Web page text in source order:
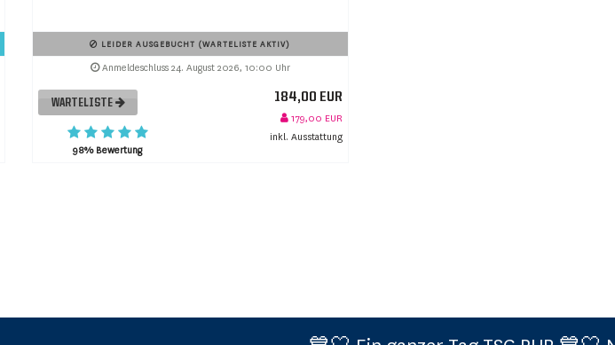
LEIDER AUSGEBUCHT (WARTELISTE AKTIV)
Anmeldeschluss 24. August 2026, 10:00 Uhr
WARTELISTE
98% Bewertung
184,00 EUR
179,00 EUR
inkl. Ausstattung